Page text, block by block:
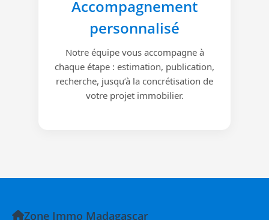
Accompagnement
personnalisé
Notre équipe vous accompagne à
chaque étape : estimation, publication,
recherche, jusqu’à la concrétisation de
votre projet immobilier.
Zone Immo Madagascar